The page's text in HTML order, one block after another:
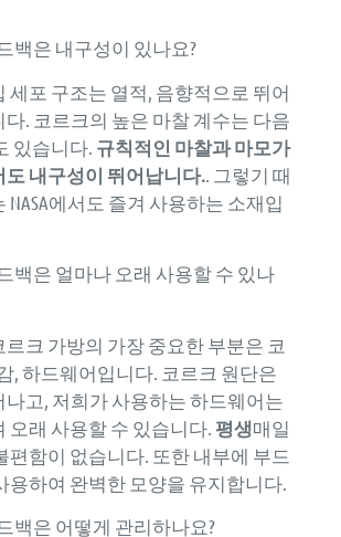
백은 내구성이 있나요?
세포 구조는 열적, 음향적으로 뛰어
다. 코르크의 높은 마찰 계수는 다음
있습니다. 규칙적인 마찰과 마모가
도 내구성이 뛰어납니다. . 그렇기 때
NASA에서도 즐겨 사용하는 소재입
백은 얼마나 오래 사용할 수 있나
크 가방의 가장 중요한 부분은 코
, 하드웨어입니다. 코르크 원단은
나고, 저희가 사용하는 하드웨어는
오래 사용할 수 있습니다. 평생매일
편함이 없습니다. 또한 내부에 부드
용하여 완벽한 모양을 유지합니다.
백은 어떻게 관리하나요?